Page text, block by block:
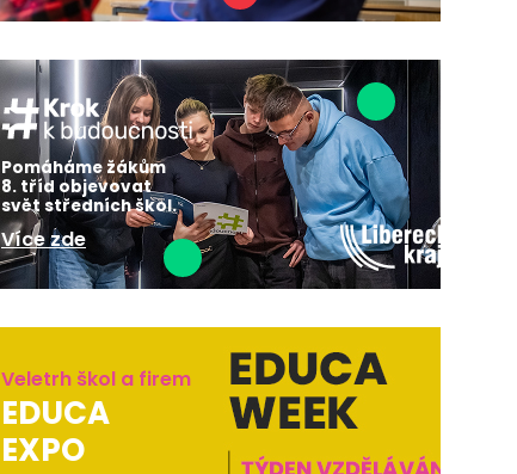
Pomáháme žákům
8. tříd objevovat
svět středních škol.
Více zde
Veletrh škol a firem
EDUCA
EXPO